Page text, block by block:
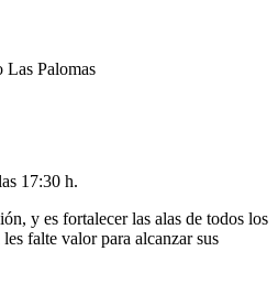
Las Palomas
17:30 h.
y es fortalecer las alas de todos los
falte valor para alcanzar sus